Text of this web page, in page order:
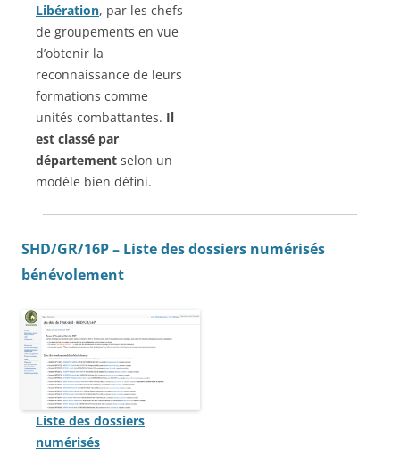
Libération, par les chefs
de groupements en vue
d’obtenir la
reconnaissance de leurs
formations comme
unités combattantes. Il
est classé par
département selon un
modèle bien défini.
SHD/GR/16P – Liste des dossiers numérisés
bénévolement
Liste des dossiers
numérisés